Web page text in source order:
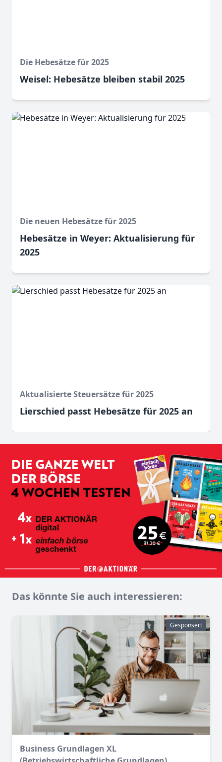
Die Hebesätze für 2025
Weisel: Hebesätze bleiben stabil 2025
Die neuen Hebesätze für 2025
Hebesätze in Weyer: Aktualisierung für
2025
Aktualisierte Steuersätze für 2025
Lierschied passt Hebesätze für 2025 an
Das könnte Sie auch interessieren:
Gesponsert
Business Grundlagen XL